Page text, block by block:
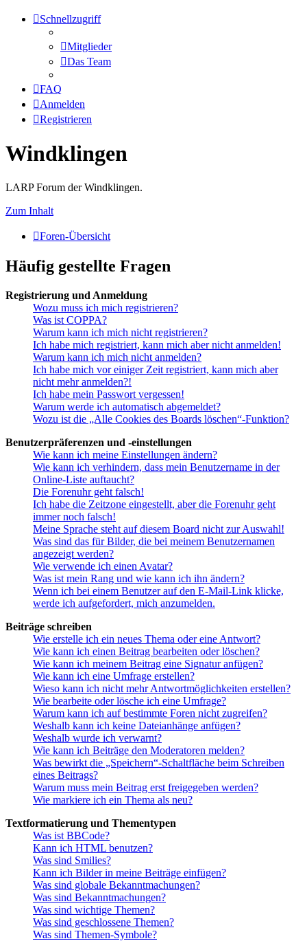
Schnellzugriff
Mitglieder
Das Team
FAQ
Anmelden
Registrieren
Windklingen
LARP Forum der Windklingen.
Zum Inhalt
Foren-Übersicht
Häufig gestellte Fragen
Registrierung und Anmeldung
Wozu muss ich mich registrieren?
Was ist COPPA?
Warum kann ich mich nicht registrieren?
Ich habe mich registriert, kann mich aber nicht anmelden!
Warum kann ich mich nicht anmelden?
Ich habe mich vor einiger Zeit registriert, kann mich aber
nicht mehr anmelden?!
Ich habe mein Passwort vergessen!
Warum werde ich automatisch abgemeldet?
Wozu ist die „Alle Cookies des Boards löschen“-Funktion?
Benutzerpräferenzen und -einstellungen
Wie kann ich meine Einstellungen ändern?
Wie kann ich verhindern, dass mein Benutzername in der
Online-Liste auftaucht?
Die Forenuhr geht falsch!
Ich habe die Zeitzone eingestellt, aber die Forenuhr geht
immer noch falsch!
Meine Sprache steht auf diesem Board nicht zur Auswahl!
Was sind das für Bilder, die bei meinem Benutzernamen
angezeigt werden?
Wie verwende ich einen Avatar?
Was ist mein Rang und wie kann ich ihn ändern?
Wenn ich bei einem Benutzer auf den E-Mail-Link klicke,
werde ich aufgefordert, mich anzumelden.
Beiträge schreiben
Wie erstelle ich ein neues Thema oder eine Antwort?
Wie kann ich einen Beitrag bearbeiten oder löschen?
Wie kann ich meinem Beitrag eine Signatur anfügen?
Wie kann ich eine Umfrage erstellen?
Wieso kann ich nicht mehr Antwortmöglichkeiten erstellen?
Wie bearbeite oder lösche ich eine Umfrage?
Warum kann ich auf bestimmte Foren nicht zugreifen?
Weshalb kann ich keine Dateianhänge anfügen?
Weshalb wurde ich verwarnt?
Wie kann ich Beiträge den Moderatoren melden?
Was bewirkt die „Speichern“-Schaltfläche beim Schreiben
eines Beitrags?
Warum muss mein Beitrag erst freigegeben werden?
Wie markiere ich ein Thema als neu?
Textformatierung und Thementypen
Was ist BBCode?
Kann ich HTML benutzen?
Was sind Smilies?
Kann ich Bilder in meine Beiträge einfügen?
Was sind globale Bekanntmachungen?
Was sind Bekanntmachungen?
Was sind wichtige Themen?
Was sind geschlossene Themen?
Was sind Themen-Symbole?